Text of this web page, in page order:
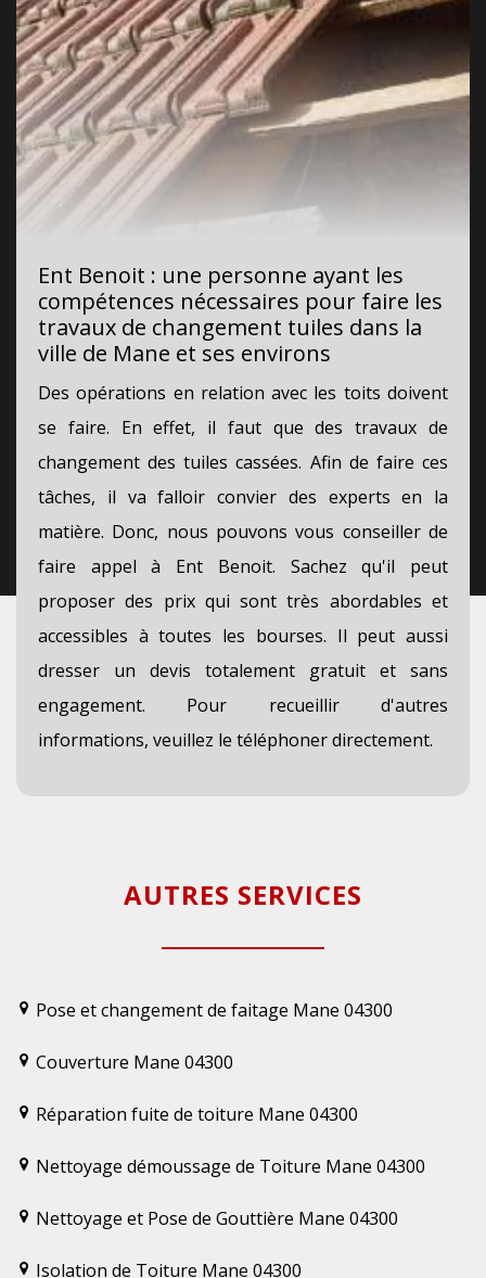
Ent Benoit : une personne ayant les
compétences nécessaires pour faire les
travaux de changement tuiles dans la
ville de Mane et ses environs
Des opérations en relation avec les toits doivent
se faire. En effet, il faut que des travaux de
changement des tuiles cassées. Afin de faire ces
tâches, il va falloir convier des experts en la
matière. Donc, nous pouvons vous conseiller de
faire appel à Ent Benoit. Sachez qu'il peut
proposer des prix qui sont très abordables et
accessibles à toutes les bourses. Il peut aussi
dresser un devis totalement gratuit et sans
engagement. Pour recueillir d'autres
informations, veuillez le téléphoner directement.
AUTRES SERVICES
Pose et changement de faitage Mane 04300
Couverture Mane 04300
Réparation fuite de toiture Mane 04300
Nettoyage démoussage de Toiture Mane 04300
Nettoyage et Pose de Gouttière Mane 04300
Isolation de Toiture Mane 04300